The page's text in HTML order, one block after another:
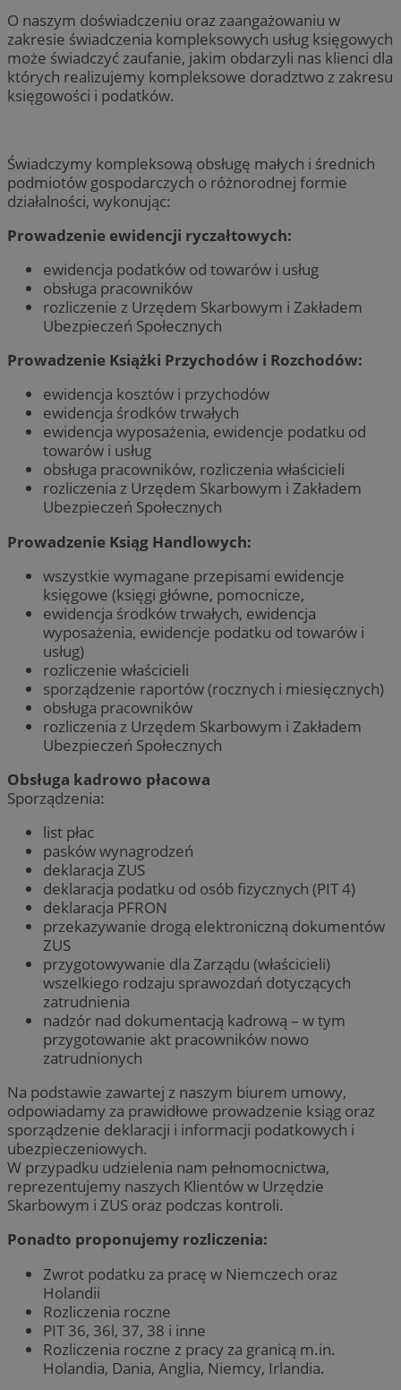
O naszym doświadczeniu oraz zaangażowaniu w
zakresie świadczenia kompleksowych usług księgowych
może świadczyć zaufanie, jakim obdarzyli nas klienci dla
których realizujemy kompleksowe doradztwo z zakresu
księgowości i podatków.
Świadczymy kompleksową obsługę małych i średnich
podmiotów gospodarczych o różnorodnej formie
działalności, wykonując:
Prowadzenie ewidencji ryczałtowych:
ewidencja podatków od towarów i usług
obsługa pracowników
rozliczenie z Urzędem Skarbowym i Zakładem
Ubezpieczeń Społecznych
Prowadzenie Książki Przychodów i Rozchodów:
ewidencja kosztów i przychodów
ewidencja środków trwałych
ewidencja wyposażenia, ewidencje podatku od
towarów i usług
obsługa pracowników, rozliczenia właścicieli
rozliczenia z Urzędem Skarbowym i Zakładem
Ubezpieczeń Społecznych
Prowadzenie Ksiąg Handlowych:
wszystkie wymagane przepisami ewidencje
księgowe (księgi główne, pomocnicze,
ewidencja środków trwałych, ewidencja
wyposażenia, ewidencje podatku od towarów i
usług)
rozliczenie właścicieli
sporządzenie raportów (rocznych i miesięcznych)
obsługa pracowników
rozliczenia z Urzędem Skarbowym i Zakładem
Ubezpieczeń Społecznych
Obsługa kadrowo płacowa
Sporządzenia:
list płac
pasków wynagrodzeń
deklaracja ZUS
deklaracja podatku od osób fizycznych (PIT 4)
deklaracja PFRON
przekazywanie drogą elektroniczną dokumentów
ZUS
przygotowywanie dla Zarządu (właścicieli)
wszelkiego rodzaju sprawozdań dotyczących
zatrudnienia
nadzór nad dokumentacją kadrową – w tym
przygotowanie akt pracowników nowo
zatrudnionych
Na podstawie zawartej z naszym biurem umowy,
odpowiadamy za prawidłowe prowadzenie ksiąg oraz
sporządzenie deklaracji i informacji podatkowych i
ubezpieczeniowych.
W przypadku udzielenia nam pełnomocnictwa,
reprezentujemy naszych Klientów w Urzędzie
Skarbowym i ZUS oraz podczas kontroli.
Ponadto proponujemy rozliczenia:
Zwrot podatku za pracę w Niemczech oraz
Holandii
Rozliczenia roczne
PIT 36, 36l, 37, 38 i inne
Rozliczenia roczne z pracy za granicą m.in.
Holandia, Dania, Anglia, Niemcy, Irlandia.